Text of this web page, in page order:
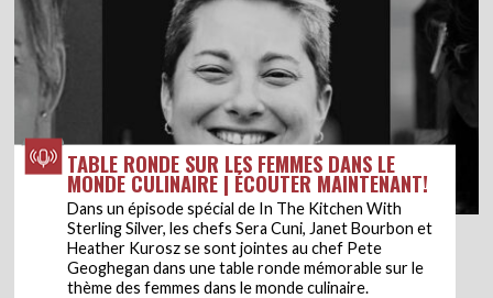
TABLE RONDE SUR LES FEMMES DANS LE
MONDE CULINAIRE | ÉCOUTER MAINTENANT!
Dans un épisode spécial de In The Kitchen With
Sterling Silver, les chefs Sera Cuni, Janet Bourbon et
Heather Kurosz se sont jointes au chef Pete
Geoghegan dans une table ronde mémorable sur le
thème des femmes dans le monde culinaire.